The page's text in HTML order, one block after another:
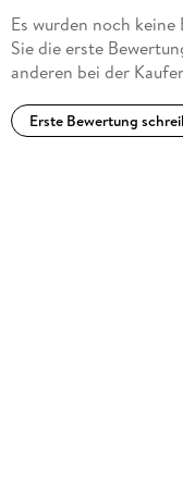
Es wurden noch
Sie die erste
anderen bei der
Erste Bewertung